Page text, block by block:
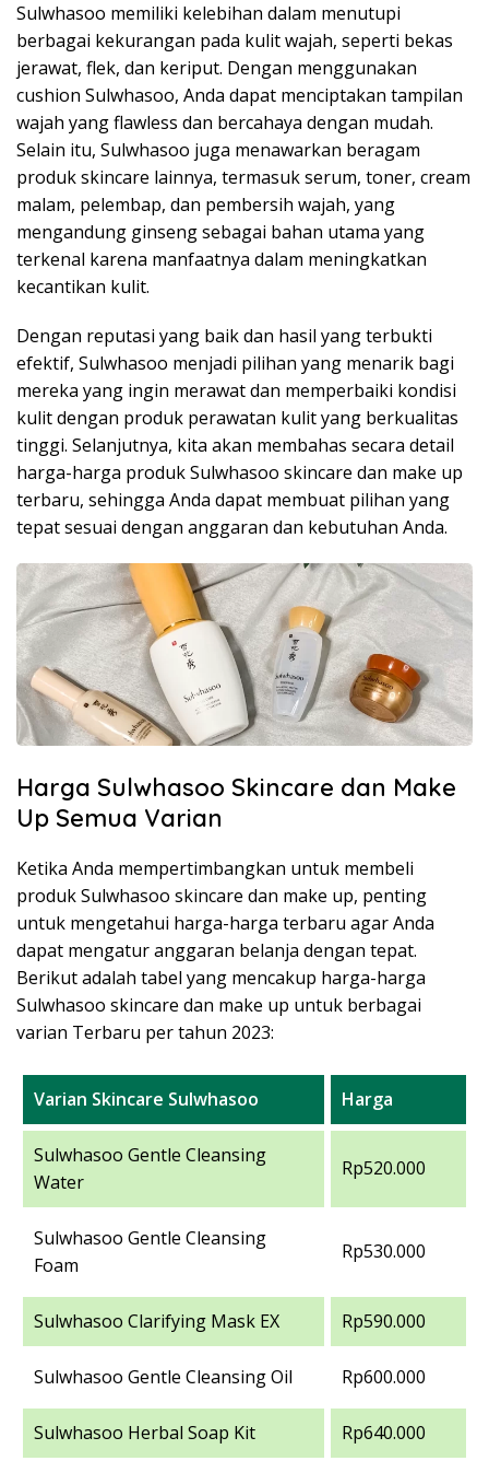
Sulwhasoo memiliki kelebihan dalam menutupi
berbagai kekurangan pada kulit wajah, seperti bekas
jerawat, flek, dan keriput. Dengan menggunakan
cushion Sulwhasoo, Anda dapat menciptakan tampilan
wajah yang flawless dan bercahaya dengan mudah.
Selain itu, Sulwhasoo juga menawarkan beragam
produk skincare lainnya, termasuk serum, toner, cream
malam, pelembap, dan pembersih wajah, yang
mengandung ginseng sebagai bahan utama yang
terkenal karena manfaatnya dalam meningkatkan
kecantikan kulit.
Dengan reputasi yang baik dan hasil yang terbukti
efektif, Sulwhasoo menjadi pilihan yang menarik bagi
mereka yang ingin merawat dan memperbaiki kondisi
kulit dengan produk perawatan kulit yang berkualitas
tinggi. Selanjutnya, kita akan membahas secara detail
harga-harga produk Sulwhasoo skincare dan make up
terbaru, sehingga Anda dapat membuat pilihan yang
tepat sesuai dengan anggaran dan kebutuhan Anda.
Harga Sulwhasoo Skincare dan Make
Up Semua Varian
Ketika Anda mempertimbangkan untuk membeli
produk Sulwhasoo skincare dan make up, penting
untuk mengetahui harga-harga terbaru agar Anda
dapat mengatur anggaran belanja dengan tepat.
Berikut adalah tabel yang mencakup harga-harga
Sulwhasoo skincare dan make up untuk berbagai
varian Terbaru per tahun 2023:
Varian Skincare Sulwhasoo Harga
Sulwhasoo Gentle Cleansing
Water
Rp520.000
Sulwhasoo Gentle Cleansing
Foam
Rp530.000
Sulwhasoo Clarifying Mask EX Rp590.000
Sulwhasoo Gentle Cleansing Oil Rp600.000
Sulwhasoo Herbal Soap Kit Rp640.000